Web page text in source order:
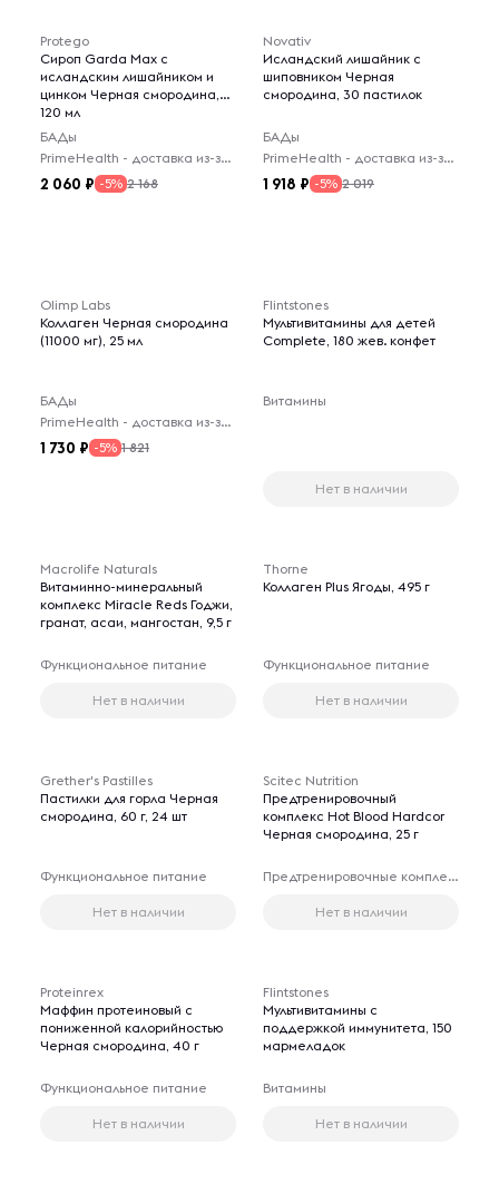
Protego
Сироп Garda Max с
исландским лишайником и
цинком Черная смородина,
120 мл
БАДы
PrimeHealth - доставка из-за рубежа
2 060 -5% 2 168
Novativ
Исландский лишайник с
шиповником Черная
смородина, 30 пастилок
БАДы
PrimeHealth - доставка из-за рубежа
1 918 -5% 2 019
Olimp Labs
Коллаген Черная смородина
(11000 мг), 25 мл
БАДы
PrimeHealth - доставка из-за рубежа
1 730 -5% 1 821
Flintstones
Мультивитамины для детей
Complete, 180 жев. конфет
Витамины
Нет в наличии
Macrolife Naturals
Витаминно-минеральный
комплекс Miracle Reds Годжи,
гранат, асаи, мангостан, 9,5 г
Функциональное питание
Нет в наличии
Thorne
Коллаген Plus Ягоды, 495 г
Функциональное питание
Нет в наличии
Grether's Pastilles
Пастилки для горла Черная
смородина, 60 г, 24 шт
Функциональное питание
Нет в наличии
Scitec Nutrition
Предтренировочный
комплекс Hot Blood Hardcor
Черная смородина, 25 г
Предтренировочные комплексы
Нет в наличии
Proteinrex
Маффин протеиновый с
пониженной калорийностью
Черная смородина, 40 г
Функциональное питание
Нет в наличии
Flintstones
Мультивитамины с
поддержкой иммунитета, 150
мармеладок
Витамины
Нет в наличии